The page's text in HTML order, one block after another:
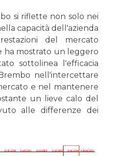
si riflette non solo nei
capacità dell'azienda
del mercato
ha mostrato un leggero
sottolinea l'efficacia
nell'intercettare
e nel mantenere
un lieve calo del
alle differenze dei